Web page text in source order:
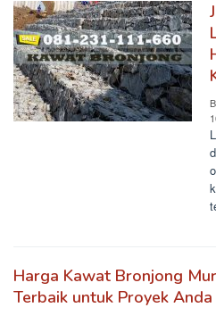
Harga Kawat Bronjong
Terbaik untuk Proyek Anda